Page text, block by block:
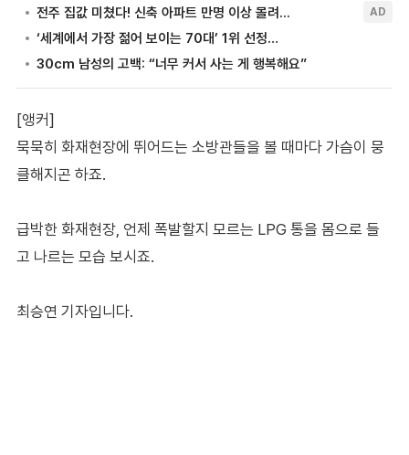
[앵커]
묵묵히 화재현장에 뛰어드는 소방관들을 볼 때마다 가슴이 뭉
클해지곤 하죠.
급박한 화재현장, 언제 폭발할지 모르는 LPG 통을 몸으로 들
고 나르는 모습 보시죠.
최승연 기자입니다.